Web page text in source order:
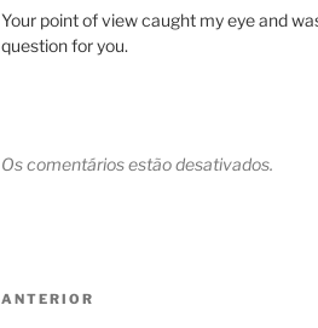
Your point of view caught my eye and
question for you.
Os comentários estão desativados.
Navegação
Post
ANTERIOR